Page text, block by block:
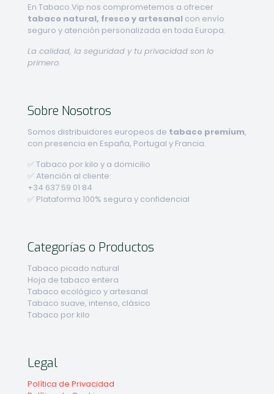
En Tabaco.Vip nos comprometemos a ofrecer
tabaco natural, fresco y artesanal con envío
seguro y atención personalizada en toda Europa.
La calidad, la seguridad y tu privacidad son lo
primero.
Sobre Nosotros
Somos distribuidores europeos de tabaco premium,
con presencia en España, Portugal y Francia.
✅ Tabaco por kilo y a domicilio
✅ Atención al cliente:
+34 637 59 01 84
✅ Plataforma 100% segura y confidencial
Categorías o Productos
Tabaco picado natural
Hoja de tabaco entera
Tabaco ecológico y artesanal
Tabaco suave, intenso, clásico
Tabaco por kilo
Legal
Política de Privacidad